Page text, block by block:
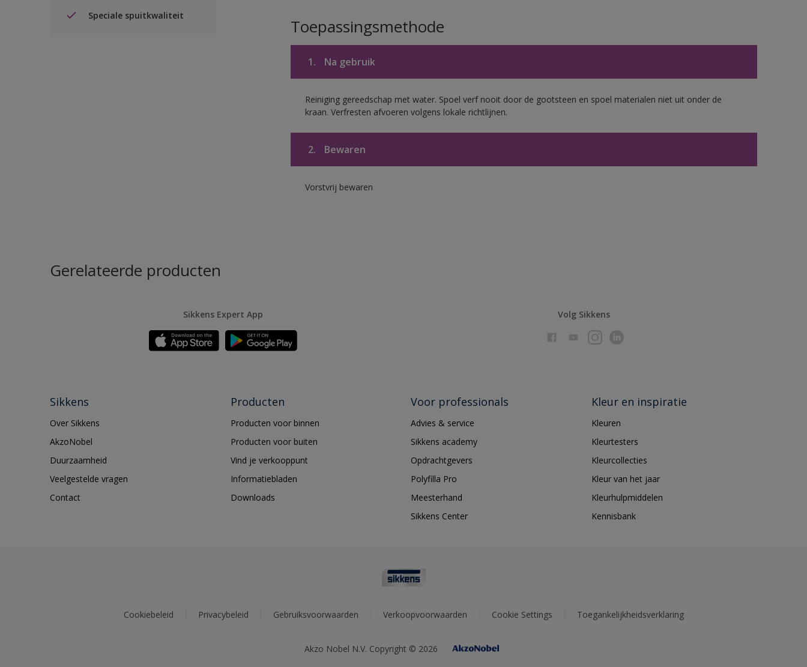
Speciale spuitkwaliteit
Toepassingsmethode
1. Na gebruik
Reiniging gereedschap met water. Spoel verf nooit door de gootsteen en spoel materialen niet uit onder de
kraan. Verfresten afvoeren volgens lokale richtlijnen.
2. Bewaren
Vorstvrij bewaren
Gerelateerde producten
Sikkens Expert App Volg Sikkens
Sikkens
Over Sikkens
AkzoNobel
Duurzaamheid
Veelgestelde vragen
Contact
Producten
Producten voor binnen
Producten voor buiten
Vind je verkooppunt
Informatiebladen
Downloads
Voor professionals
Advies & service
Sikkens academy
Opdrachtgevers
Polyfilla Pro
Meesterhand
Sikkens Center
Kleur en inspiratie
Kleuren
Kleurtesters
Kleurcollecties
Kleur van het jaar
Kleurhulpmiddelen
Kennisbank
Cookiebeleid Privacybeleid Gebruiksvoorwaarden Verkoopvoorwaarden Cookie Settings Toegankelijkheidsverklaring
Akzo Nobel N.V. Copyright © 2026